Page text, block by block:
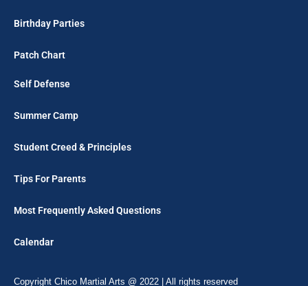
Birthday Parties
Patch Chart
Self Defense
Summer Camp
Student Creed & Principles
Tips For Parents
Most Frequently Asked Questions
Calendar
Copyright Chico Martial Arts @ 2022 | All rights reserved